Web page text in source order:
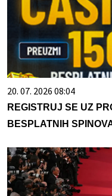
20. 07. 2026 08:04
REGISTRUJ SE UZ
BESPLATNIH